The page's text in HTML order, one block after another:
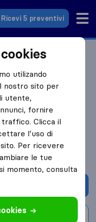
Ricevi 5 preventivi
in Italia
i
aziende di traslochi
utilizando
nostro sito per
utente,
fornire
Clicca il
l’uso di
Per ricevere
le tue
momento, consulta